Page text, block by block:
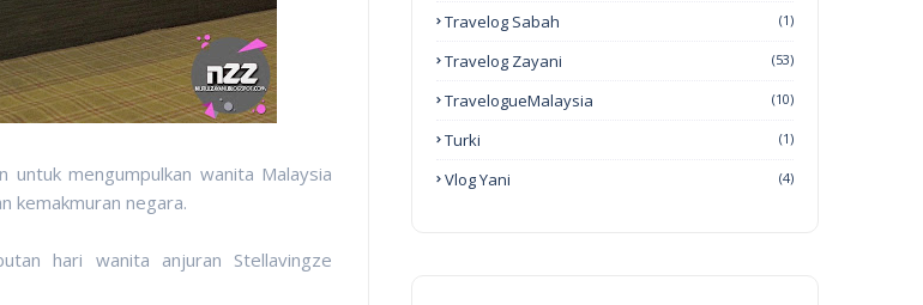
untuk mengumpulkan wanita Malaysia
kemakmuran negara.
hari wanita anjuran Stellavingze
Travelog Sabah (1)
Travelog Zayani (53)
TravelogueMalaysia (10)
Turki (1)
Vlog Yani (4)